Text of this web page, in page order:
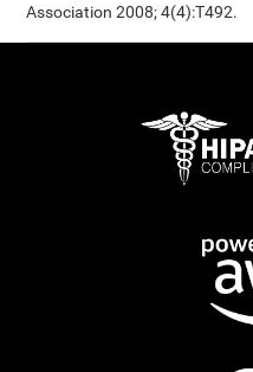
Association 2008; 4(4):T492.